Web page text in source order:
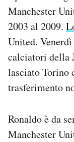
AREA
Area
Notifiche
Regala il Post
Esci
Manchester
2003 al 2009.
United.
calciatori della
lasciato Torino
trasferimento
Ronaldo è da
Manchester